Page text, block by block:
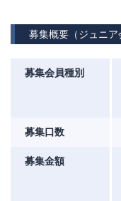
募集概要（ジュニア
募集会員種別
募集口数
募集金額